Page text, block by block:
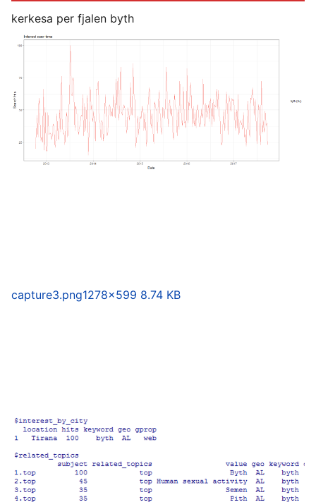
kerkesa per fjalen byth
capture3.png1278×599 8.74 KB